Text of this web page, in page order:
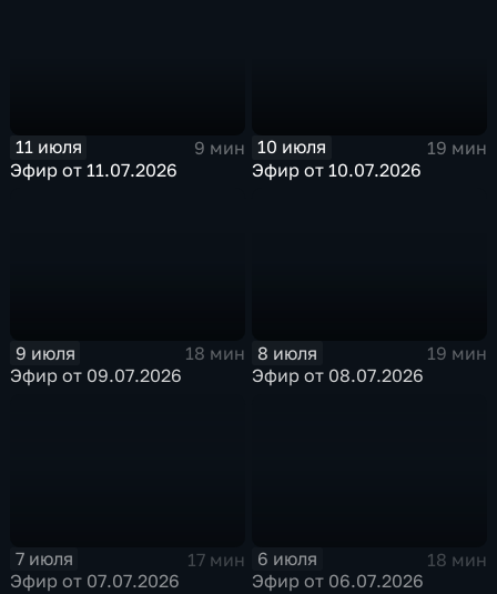
11 июля
9 мин
Эфир от 11.07.2026
10 июля
19 мин
Эфир от 10.07.2026
9 июля
18 мин
Эфир от 09.07.2026
8 июля
19 мин
Эфир от 08.07.2026
7 июля
17 мин
Эфир от 07.07.2026
6 июля
18 мин
Эфир от 06.07.2026